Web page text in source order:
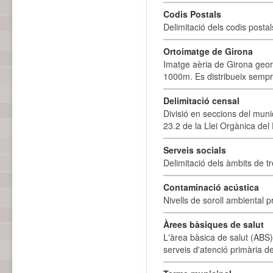
Codis Postals
Delimitació dels codis
Ortoimatge de Girona
Imatge aèria de Girona
1000m. Es distribueix
Delimitació censal
Divisió en seccions del
23.2 de la Llei Orgànica
Serveis socials
Delimitació dels àmbits de
Contaminació acústica
Nivells de soroll ambiental
Àrees bàsiques de salut
L'àrea bàsica de salut
serveis d'atenció primària